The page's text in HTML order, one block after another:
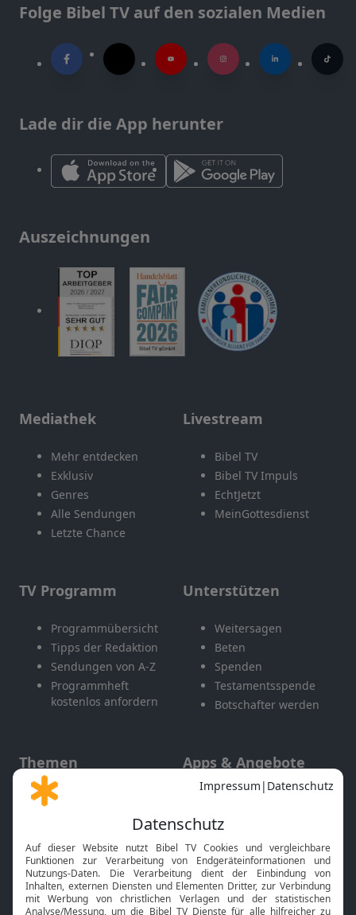
Folge Bibel TV auf den sozialen Medien
Lade dir die App herunter
Auszeichnungen
Mediathek
Mehr entdecken
Exklusiv
Genres
Alle Sendungen
Letzte Chance
Livestream
Bibel TV
Bibel TV Impuls
EchtJetzt
MeinGottesdienst
TV Programm
Programmübersicht
Tipps der Redaktion
Sendungen von A-Z
Programmheft
kostenlos anfordern
Unterstützen
Weitersagen
Beten
Spenden
Testamentsspende
Botschafter werden
Themen
Gott und Bibel erklärt
Neuigkeiten
Apps & Angebote
Mobile App
Smart TV
HbbTV
Bibelthek Online-Bibel